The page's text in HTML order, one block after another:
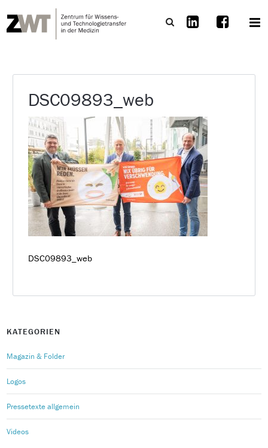
DSC09893_web
DSC09893_web
KATEGORIEN
Magazin & Folder
Logos
Pressetexte allgemein
Videos